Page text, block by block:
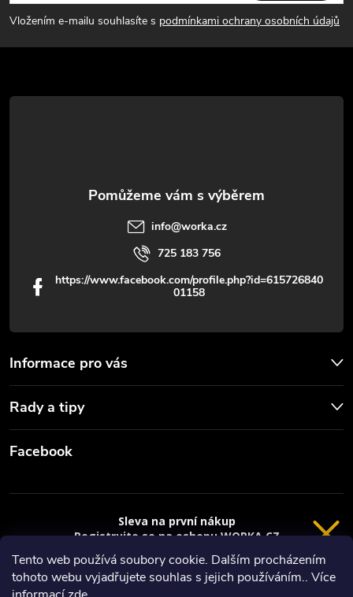
Tento web používá soubory cookie. Dalším procházením
tohoto webu vyjadřujete souhlas s jejich používáním.. Více
p
a
t
Vložením e-mailu souhlasíte s podmínkami ochrany osobních údajů
Informace pro vás
Rady a tipy
info@worka.cz
725 183 756
https://www.facebook.com/profile.php?id=615726840
01158
Facebook
Copyright 2026
VRÁCENÍ 14 DNÍ
Sleva na první nákup
Registrujte se na eshopu WORKA.CZ
sleva 100 Kč* na nákup je Vaše.
Registrace